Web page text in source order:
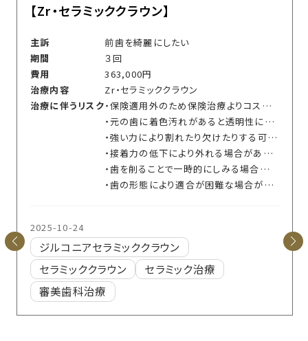
【Zr・セラミッククラウン】
主訴
前歯を綺麗にしたい
期間
３回
費用
363,000円
治療内容
Zr・セラミッククラウン
治療に伴うリスク
・保険適用外のため保険治療よりコストがかかります
・元の歯に着色汚れがあると透明性により黄ばんで見える場合があります
・強い力により割れたり欠けたりする可能性があります
・接着力の低下により外れる場合があります
・歯を削ることで一時的にしみる場合があります
・歯の形態により適合が困難な場合があります
2025-10-24
ジルコニアセラミッククラウン
セラミッククラウン
セラミック治療
審美歯科治療